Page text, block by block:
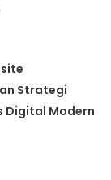
Strategi
Digital Modern